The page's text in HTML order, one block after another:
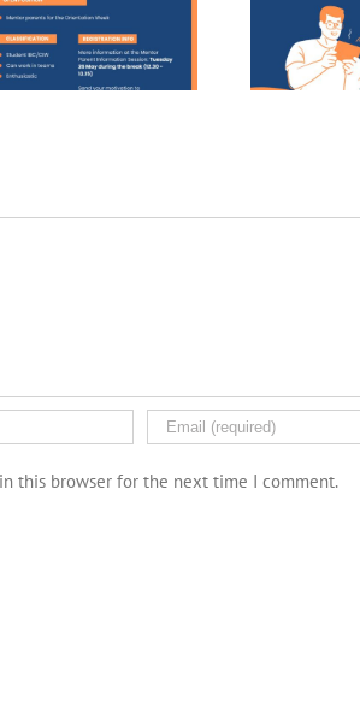
Meld je aan voor een
bestuursjaar bij Babylon
this browser for the next time I comment.